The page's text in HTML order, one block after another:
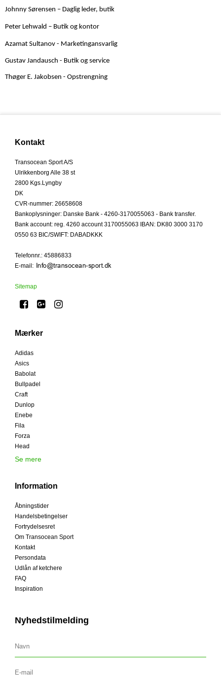
Johnny Sørensen – Daglig leder, butik
Peter Lehwald – Butik og kontor
Azamat Sultanov - Marketingansvarlig
Gustav Jandausch - Butik og service
Thøger E. Jakobsen - Opstrengning
Kontakt
Transocean Sport A/S
Ulrikkenborg Alle 38 st
2800 Kgs.Lyngby
DK
CVR-nummer: 26658608
Bankoplysninger: Danske Bank - 4260-3170055063 - Bank transfer.
Bank account: reg. 4260 account 3170055063 IBAN: DK80 3000 3170
0550 63 BIC/SWIFT: DABADKKK
Telefonnr. : 45886833
E-mail:
Sitemap
Mærker
Adidas
Asics
Babolat
Bullpadel
Craft
Dunlop
Enebe
Fila
Forza
Head
Se mere
Information
Åbningstider
Handelsbetingelser
Fortrydelsesret
Om Transocean Sport
Kontakt
Persondata
Udlån af ketchere
FAQ
Inspiration
Nyhedstilmelding